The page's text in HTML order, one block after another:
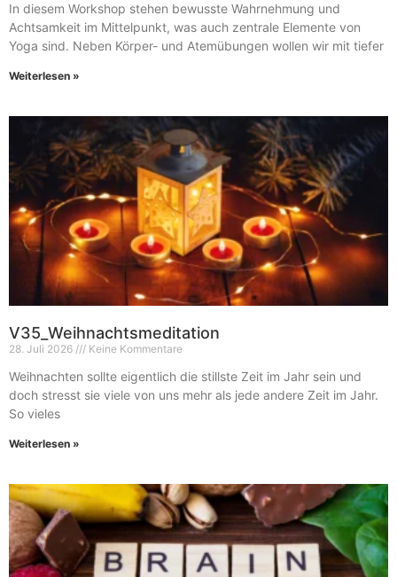
In diesem Workshop stehen bewusste Wahrnehmung und
Achtsamkeit im Mittelpunkt, was auch zentrale Elemente von
Yoga sind. Neben Körper- und Atemübungen wollen wir mit tiefer
Weiterlesen »
V35_Weihnachtsmeditation
28. Juli 2026 Keine Kommentare
Weihnachten sollte eigentlich die stillste Zeit im Jahr sein und
doch stresst sie viele von uns mehr als jede andere Zeit im Jahr.
So vieles
Weiterlesen »